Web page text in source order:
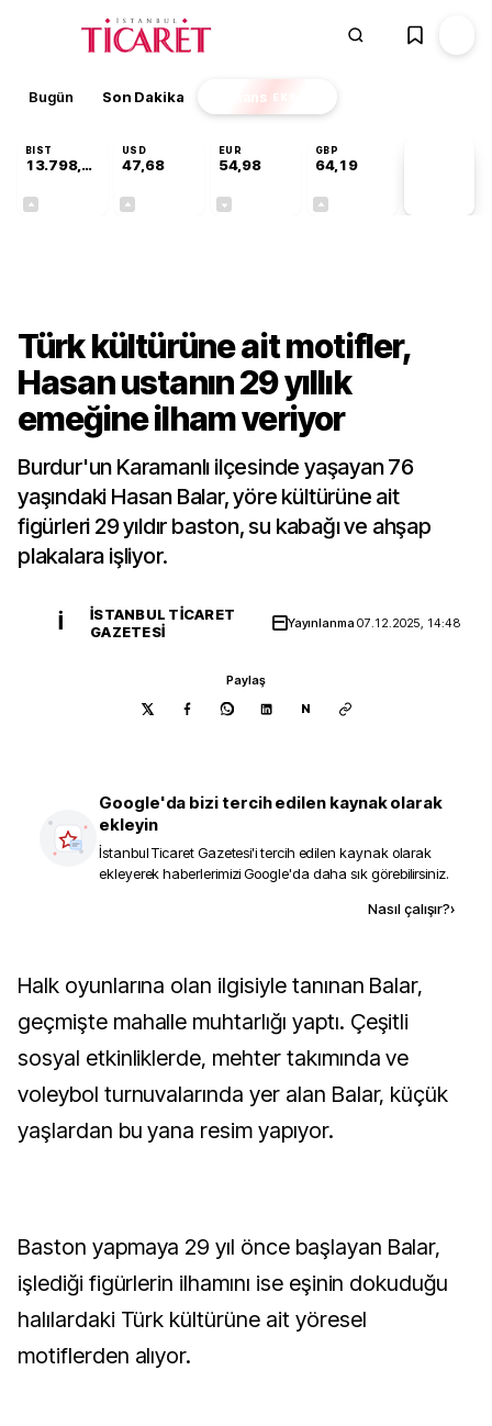
Bugün Son Dakika Finans EKSTRA
BIST
13.798,82
USD
47,68
EUR
54,98
GBP
64,19
Türk kültürüne ait motifler,
Hasan ustanın 29 yıllık
emeğine ilham veriyor
Burdur'un Karamanlı ilçesinde yaşayan 76
yaşındaki Hasan Balar, yöre kültürüne ait
figürleri 29 yıldır baston, su kabağı ve ahşap
plakalara işliyor.
İ
İSTANBUL TICARET
GAZETESI
Yayınlanma07.12.2025, 14:48
Paylaş
N
Google'da bizi tercih edilen kaynak olarak
ekleyin
İstanbul Ticaret Gazetesi'i tercih edilen kaynak olarak
ekleyerek haberlerimizi Google'da daha sık görebilirsiniz.
Nasıl çalışır?›
Halk oyunlarına olan ilgisiyle tanınan Balar,
geçmişte mahalle muhtarlığı yaptı. Çeşitli
sosyal etkinliklerde, mehter takımında ve
voleybol turnuvalarında yer alan Balar, küçük
yaşlardan bu yana resim yapıyor.
Baston yapmaya 29 yıl önce başlayan Balar,
işlediği figürlerin ilhamını ise eşinin dokuduğu
halılardaki Türk kültürüne ait yöresel
motiflerden alıyor.